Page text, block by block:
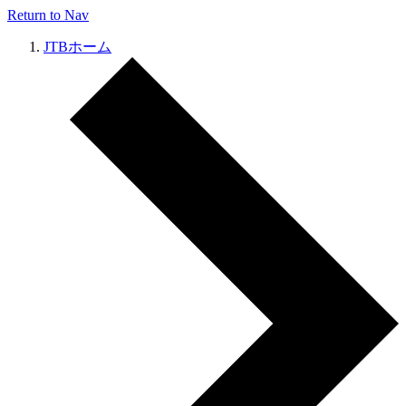
Return to Nav
JTBホーム